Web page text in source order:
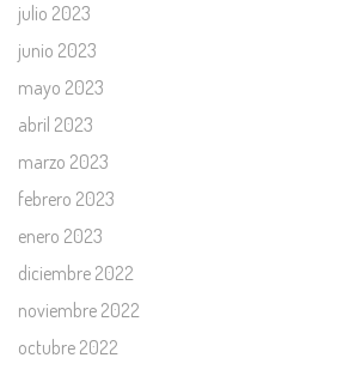
julio 2023
junio 2023
mayo 2023
abril 2023
marzo 2023
febrero 2023
enero 2023
diciembre 2022
noviembre 2022
octubre 2022